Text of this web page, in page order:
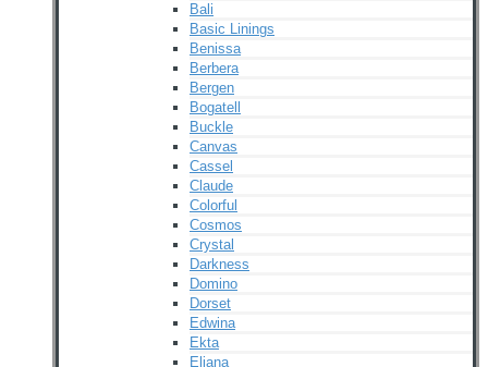
Bali
Basic Linings
Benissa
Berbera
Bergen
Bogatell
Buckle
Canvas
Cassel
Claude
Colorful
Cosmos
Crystal
Darkness
Domino
Dorset
Edwina
Ekta
Eliana